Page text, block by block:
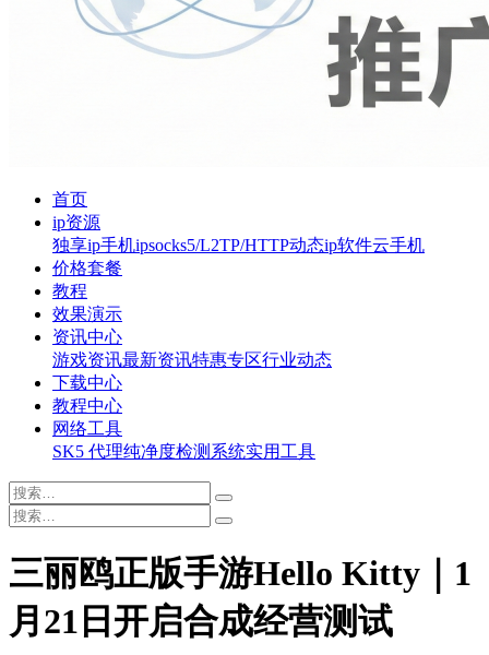
首页
ip资源
独享ip手机ipsocks5/L2TP/HTTP动态ip软件云手机
价格套餐
教程
效果演示
资讯中心
游戏资讯最新资讯特惠专区行业动态
下载中心
教程中心
网络工具
SK5 代理纯净度检测系统实用工具
三丽鸥正版手游Hello Kitty｜1
月21日开启合成经营测试